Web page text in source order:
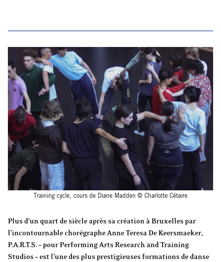
Training cycle, cours de Diane Madden © Charlotte Cétaire
Plus d’un quart de siècle après sa création à Bruxelles par
l’incontournable chorégraphe Anne Teresa De Keersmaeker,
P.A.R.T.S. – pour Performing Arts Research and Training
Studios – est l’une des plus prestigieuses formations de danse